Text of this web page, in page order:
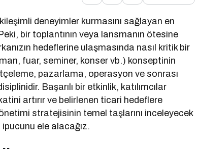
deneyimler kurmasını sağlayan en
bir toplantının veya lansmanın ötesine
hedeflerine ulaşmasında nasıl kritik bir
fuar, seminer, konser vb.) konseptinin
pazarlama, operasyon ve sonrası
Başarılı bir etkinlik, katılımcılar
artırır ve belirlenen ticari hedeflere
stratejisinin temel taşlarını inceleyecek
ipucunu ele alacağız.